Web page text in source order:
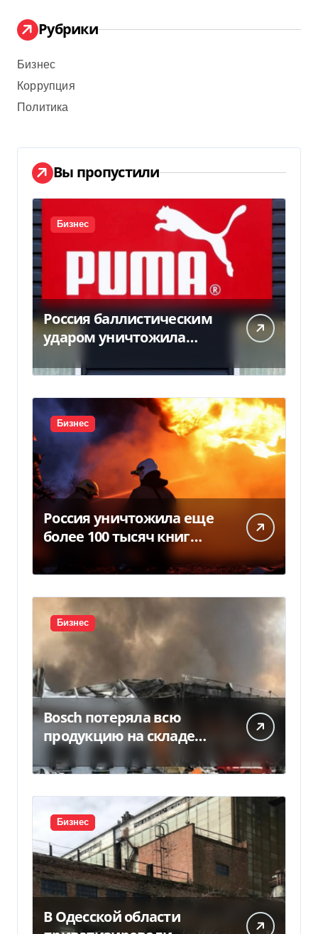
Рубрики
Бизнес
Коррупция
Политика
Вы пропустили
Бизнес
Россия баллистическим
ударом уничтожила
детали
Бизнес
Россия уничтожила еще
более 100 тысяч книг
BookChef: что произошло
Бизнес
Bosch потеряла всю
продукцию на складе
Бизнес
В Одесской области